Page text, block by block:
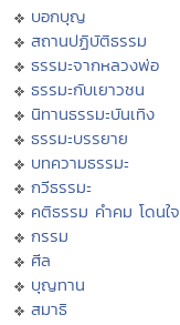
บอกบุญ
สถานปฏิบัติธรรม
ธรรมะจากหลวงพ่อ
ธรรมะกับเยาวชน
นิทานธรรมะบันเทิง
ธรรมะบรรยาย
บทความธรรมะ
กวีธรรมะ
คติธรรม คำคม โดนใจ
กรรม
ศีล
บุญทาน
สมาธิ